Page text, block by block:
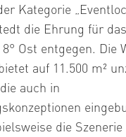
Kategorie
die Ehrung für
Ost entgegen. Die
auf 11.500 m²
auch in
die